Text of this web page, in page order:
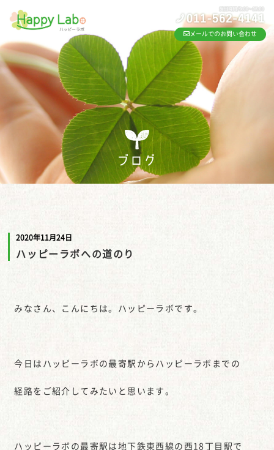
メールでのお問い合わせ
ブログ
2020年11月24日
ハッピーラボへの道のり
みなさん、こんにちは。ハッピーラボです。
今日はハッピーラボの最寄駅からハッピーラボまでの
経路をご紹介してみたいと思います。
ハッピーラボの最寄駅は地下鉄東西線の西18丁目駅で